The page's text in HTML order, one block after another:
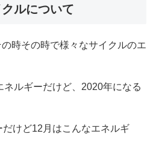
ルについて
時その時で様々なサイクルのエ
ルギーだけど、2020年になる
けど12月はこんなエネルギ